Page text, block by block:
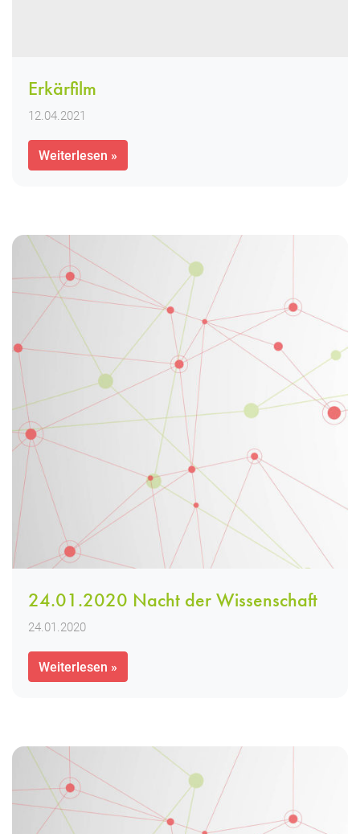
Erkärfilm
12.04.2021
Weiterlesen »
24.01.2020 Nacht der Wissenschaft
24.01.2020
Weiterlesen »